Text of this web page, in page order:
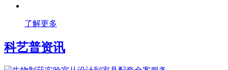
了解更多
科艺普资讯